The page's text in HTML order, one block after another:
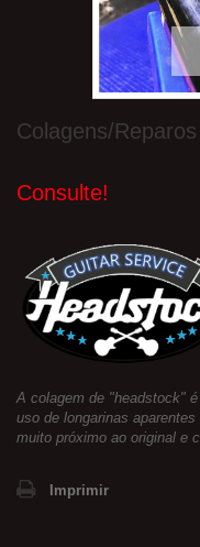
Colagens/Reparos
Consulte!
A colagem de "headstock"​
uso de longarinas
muito próximo ao original e
Imprimir